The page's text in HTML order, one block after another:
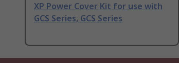
XP Power Cover Kit for use with
GCS Series, GCS Series